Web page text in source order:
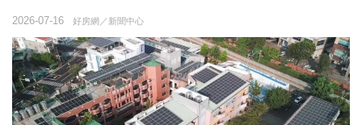
好房網／新聞中心
2026-07-16